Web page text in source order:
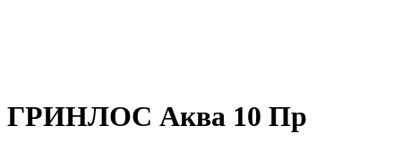
ГРИНЛОС Аква 10 Пр